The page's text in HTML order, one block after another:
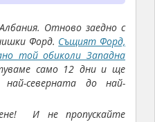
Отново заедно с
Форд. Същият Форд,
той обиколи Западна
само 12 дни и ще
северната до най-
И не пропускайте